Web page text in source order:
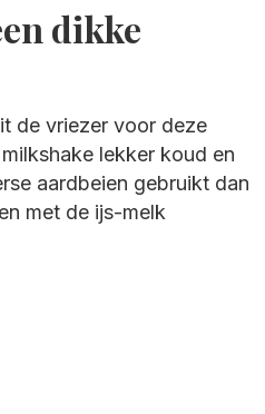
dikke
de vriezer voor deze
lekker koud en
aardbeien gebruikt dan
met de ijs-melk